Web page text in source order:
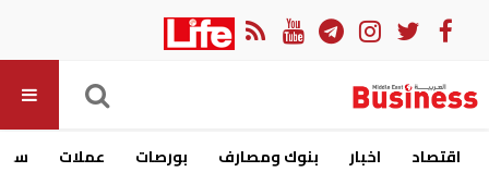
اقتصاد اخبار بنوك ومصارف بورصات عملات